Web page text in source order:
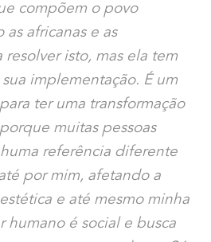
compõem o povo
africanas e as
isto, mas ela tem
implementação. É um
ter uma transformação
muitas pessoas
referência diferente
por mim, afetando a
e até mesmo minha
humano é social e busca